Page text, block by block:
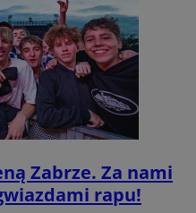
Zabrze. Za nami
rapu!